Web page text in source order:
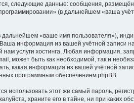
следующие данные: сообщения,
(в дальнейшем «ваша
«ваше имя пользователя»),
информация из вашей учётной записи
услуги хостинга. Любая информация,
может быть как необходимой, так и
какая информация из вашей учётной
программным обеспечением phpBB.
этот же самый пароль,
храните его в тайне, ни при каких